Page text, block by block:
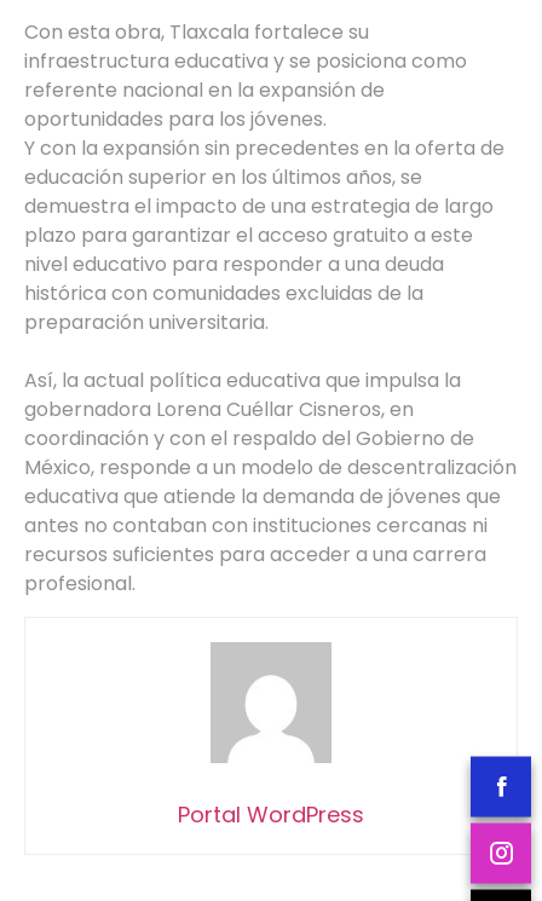
Con esta obra, Tlaxcala fortalece su
infraestructura educativa y se posiciona como
referente nacional en la expansión de
oportunidades para los jóvenes.
Y con la expansión sin precedentes en la oferta de
educación superior en los últimos años, se
demuestra el impacto de una estrategia de largo
plazo para garantizar el acceso gratuito a este
nivel educativo para responder a una deuda
histórica con comunidades excluidas de la
preparación universitaria.
Así, la actual política educativa que impulsa la
gobernadora Lorena Cuéllar Cisneros, en
coordinación y con el respaldo del Gobierno de
México, responde a un modelo de descentralización
educativa que atiende la demanda de jóvenes que
antes no contaban con instituciones cercanas ni
recursos suficientes para acceder a una carrera
profesional.
Portal WordPress